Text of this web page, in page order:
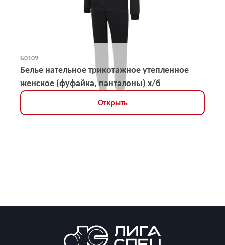
Б0109
Белье нательное трикотажное утепленное
женское (фуфайка, панталоны) х/б
Открыть